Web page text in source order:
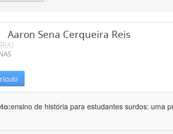
Aaron Sena Cerqueira Reis
ensino de história para estudantes surdos: uma